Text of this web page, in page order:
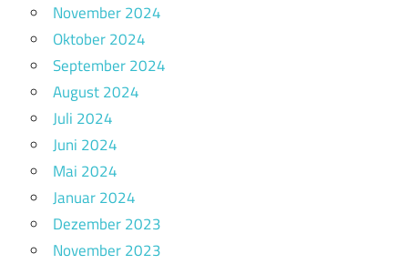
November 2024
Oktober 2024
September 2024
August 2024
Juli 2024
Juni 2024
Mai 2024
Januar 2024
Dezember 2023
November 2023